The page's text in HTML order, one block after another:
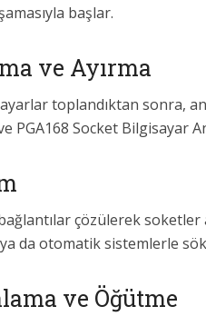
başlar.
ve Ayırma
toplandıktan sonra,
PGA168 Socket Bilgisayar
çözülerek soketler
da otomatik sistemlerle
ve Öğütme